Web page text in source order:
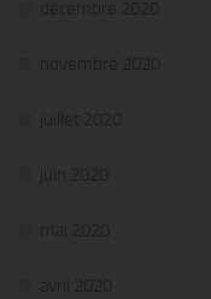
décembre 2020
novembre 2020
juillet 2020
juin 2020
mai 2020
avril 2020